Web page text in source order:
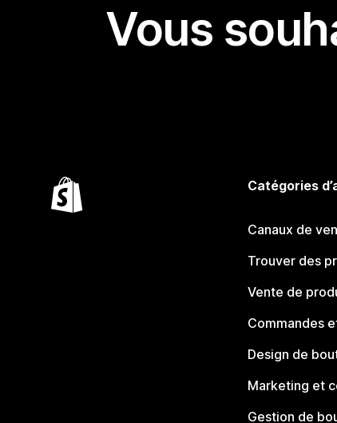
Vous
Catégories
Canaux de
Trouver des
Vente de
Commandes
Design de
Marketing et
Gestion de